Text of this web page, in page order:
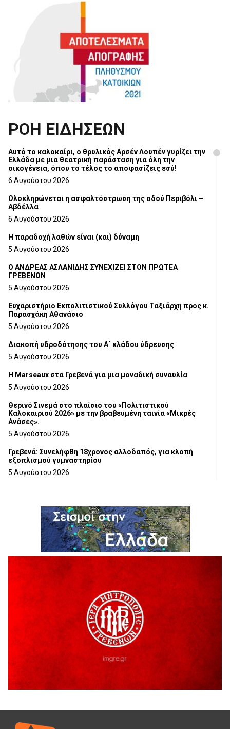
ΡΟΗ ΕΙΔΗΣΕΩΝ
Αυτό το καλοκαίρι, ο θρυλικός Αρσέν Λουπέν γυρίζει την
Ελλάδα με μια θεατρική παράσταση για όλη την
οικογένεια, όπου το τέλος το αποφασίζεις εσύ!
6 Αυγούστου 2026
Ολοκληρώνεται η ασφαλτόστρωση της οδού Περιβόλι –
Αβδέλλα
6 Αυγούστου 2026
H παραδοχή λαθών είναι (και) δύναμη
5 Αυγούστου 2026
Ο ΑΝΔΡΕΑΣ ΑΣΛΑΝΙΔΗΣ ΣΥΝΕΧΙΖΕΙ ΣΤΟΝ ΠΡΩΤΕΑ
ΓΡΕΒΕΝΩΝ
5 Αυγούστου 2026
Ευχαριστήριο Εκπολιτιστικού Συλλόγου Ταξιάρχη προς κ.
Παρασχάκη Αθανάσιο
5 Αυγούστου 2026
Διακοπή υδροδότησης του Α΄ κλάδου ύδρευσης
5 Αυγούστου 2026
Η Marseaux στα Γρεβενά για μια μοναδική συναυλία
5 Αυγούστου 2026
Θερινό Σινεμά στο πλαίσιο του «Πολιτιστικού
Καλοκαιριού 2026» με την βραβευμένη ταινία «Μικρές
Ανάσες».
5 Αυγούστου 2026
Γρεβενά: Συνελήφθη 18χρονος αλλοδαπός, για κλοπή
εξοπλισμού γυμναστηρίου
5 Αυγούστου 2026
5 Αυγούστου 2026
41η Γιορτή Κρασιού στο Τρίκωμο – «Γιορτή Παράδοσης»
5 Αυγούστου 2026
ΜΟΡΙΟΔΟΤΟΥΜΕΝΑ ΣΕΜΙΝΑΡΙΑ ΑΠΟ ΤΟ ΠΑΝΕΠΙΣΤΗΜΙΟ
ΠΕΙΡΑΙΑ
5 Αυγούστου 2026
ΕΥΧΑΡΙΣΤΙΕΣ Φυσιολατρικού Συλλόγου Γρεβενών
Έκτακτη χρηματοδότηση 400.000€ για επιπλέον εργασίες
στο Δημοτικό Στάδιο Γρεβενών «Μίλτος Τεντόγλου»
Τελικά τι είναι πολιτισμός;
4 Αυγούστου 2026